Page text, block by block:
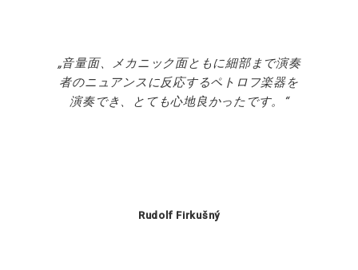
音量面、メカニック面ともに細部まで演奏
者のニュアンスに反応するペトロフ楽器を
演奏でき、とても心地良かったです。
Rudolf Firkušný